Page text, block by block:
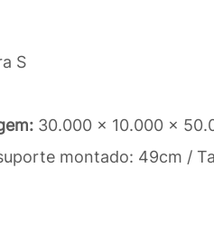
S
30.000 x 10.000 x
montado: 49cm /